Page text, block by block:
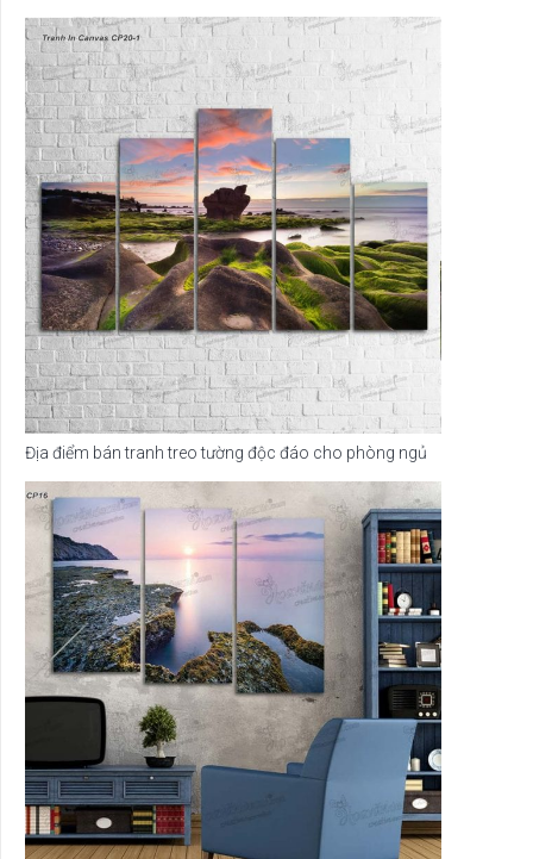
Địa điểm bán tranh treo tường độc đáo cho phòng ngủ